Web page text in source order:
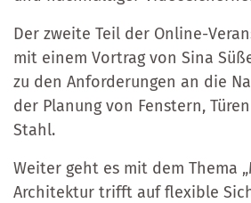
Der zweite Teil der Online-
mit einem Vortrag von Sina
zu den Anforderungen an die
der Planung von Fenstern,
Stahl.
Weiter geht es mit dem Thema
Architektur trifft auf flexible